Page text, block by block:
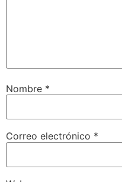
Nombre *
Correo electrónico *